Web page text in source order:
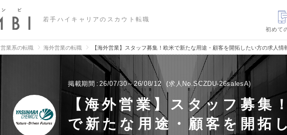
若手ハイキャリアのスカウト転職
初めて
営業系の転職 海外営業の転職 【海外営業】スタッフ募集！欧米で新たな用途・顧客を開拓したい方の求人情
掲載期間 26/07/30～26/08/12 求人No.SCZDU-26salesA
【海外営業】スタッフ募集
で新たな用途・顧客を開拓